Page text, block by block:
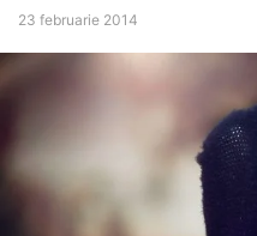
23 februarie 2014